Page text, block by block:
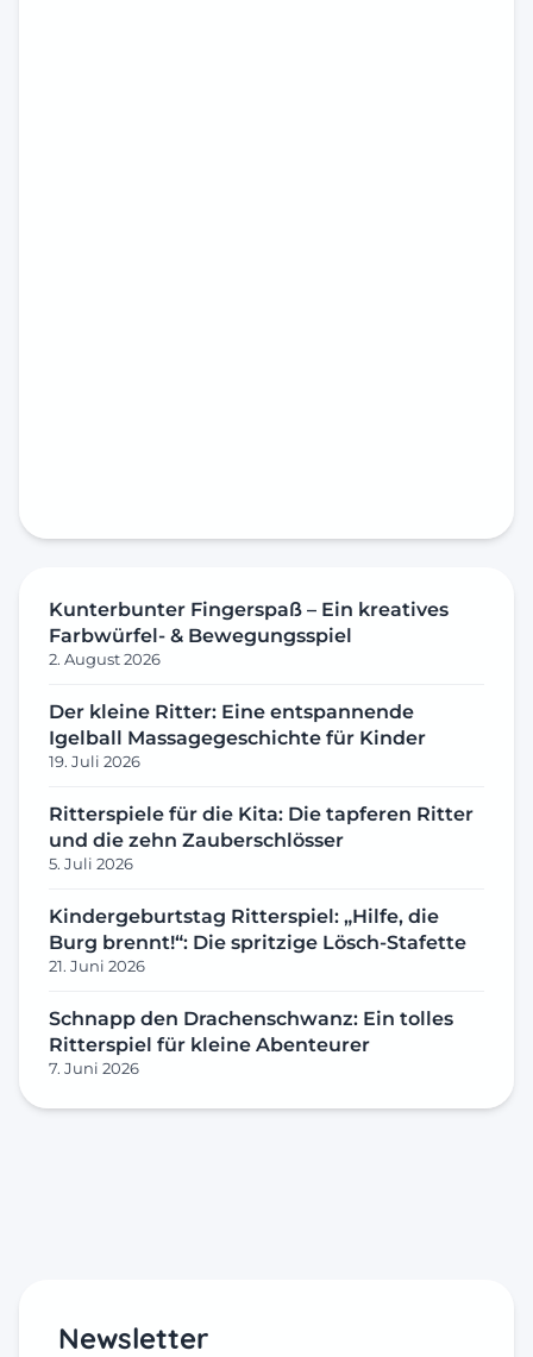
Kunterbunter Fingerspaß – Ein kreatives
Farbwürfel- & Bewegungsspiel
2. August 2026
Der kleine Ritter: Eine entspannende
Igelball Massagegeschichte für Kinder
19. Juli 2026
Ritterspiele für die Kita: Die tapferen Ritter
und die zehn Zauberschlösser
5. Juli 2026
Kindergeburtstag Ritterspiel: „Hilfe, die
Burg brennt!“: Die spritzige Lösch-Stafette
21. Juni 2026
Schnapp den Drachenschwanz: Ein tolles
Ritterspiel für kleine Abenteurer
7. Juni 2026
Newsletter